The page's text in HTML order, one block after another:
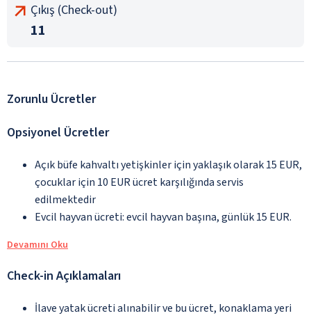
Çıkış (Check-out)
11
Zorunlu Ücretler
Opsiyonel Ücretler
Açık büfe kahvaltı yetişkinler için yaklaşık olarak 15 EUR,
çocuklar için 10 EUR ücret karşılığında servis
edilmektedir
Evcil hayvan ücreti: evcil hayvan başına, günlük 15 EUR.
Devamını Oku
Check-in Açıklamaları
İlave yatak ücreti alınabilir ve bu ücret, konaklama yeri